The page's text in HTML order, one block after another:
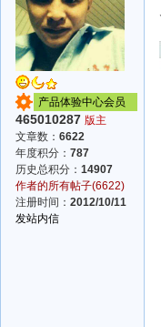
产品体验中心会员
465010287 版主
文章数： 6622
年度积分： 787
历史总积分： 14907
作者的所有帖子(6622)
注册时间： 2012/10/11
发站内信